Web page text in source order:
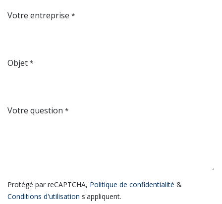
Votre entreprise *
Objet *
Votre question *
Protégé par reCAPTCHA, Politique de confidentialité &
Conditions d'utilisation s'appliquent.